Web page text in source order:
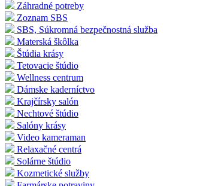
Záhradné potreby
Zoznam SBS
SBS, Súkromná bezpečnostná služba
Materská škôlka
Štúdia krásy
Tetovacie štúdio
Wellness centrum
Dámske kaderníctvo
Krajčírsky salón
Nechtové štúdio
Salóny krásy
Video kameraman
Relaxačné centrá
Solárne štúdio
Kozmetické služby